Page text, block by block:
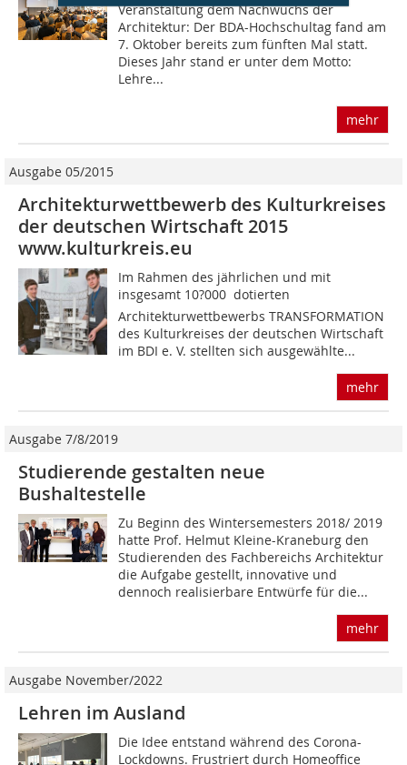
Veranstaltung dem Nachwuchs der
Architektur: Der BDA-Hochschultag fand am
7. Oktober bereits zum fünften Mal statt.
Dieses Jahr stand er unter dem Motto:
Lehre...
mehr
Ausgabe 05/2015
Architekturwettbewerb des Kulturkreises
der deutschen Wirtschaft 2015
www.kulturkreis.eu
Im Rahmen des jährlichen und mit
insgesamt 10?000  dotierten
Architekturwettbewerbs TRANSFORMATION
des Kulturkreises der deutschen Wirtschaft
im BDI e. V. stellten sich ausgewählte...
mehr
Ausgabe 7/8/2019
Studierende gestalten neue
Bushaltestelle
Zu Beginn des Wintersemesters 2018/ 2019
hatte Prof. Helmut Kleine-Kraneburg den
Studierenden des Fachbereichs Architektur
die Aufgabe gestellt, innovative und
dennoch realisierbare Entwürfe für die...
mehr
Ausgabe November/2022
Lehren im Ausland
Die Idee entstand während des Corona-
Lockdowns. Frustriert durch Homeoffice